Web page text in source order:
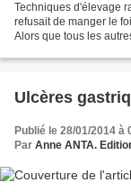
Techniques d'élevage
refusait de manger le
Alors que tous les
Ulcères
Publié le 28/01/2014 à
Par Anne ANTA.